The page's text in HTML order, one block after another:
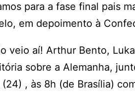
para a fase final pais
em depoimento à
veio aí! Arthur Bento,
sobre a Alemanha,
, às 8h (de Brasília)